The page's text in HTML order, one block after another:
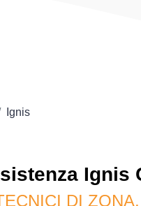
Ignis
Ignis
DI